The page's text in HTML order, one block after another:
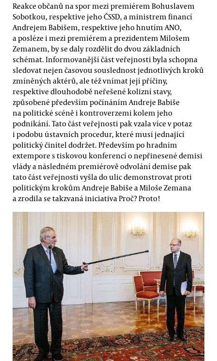
Reakce občanů na spor mezi premiérem Bohuslavem
Sobotkou, respektive jeho ČSSD, a ministrem financí
Andrejem Babišem, respektive jeho hnutím ANO,
a posléze i mezi premiérem a prezidentem Milošem
Zemanem, by se daly rozdělit do dvou základních
schémat. Informovanější část veřejnosti byla schopna
sledovat nejen časovou souslednost jednotlivých kroků
zmíněných aktérů, ale též vnímat její příčiny,
respektive dlouhodobě neřešené kolizní stavy,
způsobené především počínáním Andreje Babiše
na politické scéně i kontroverzemi kolem jeho
podnikání. Tato část veřejnosti pak vzala více v potaz
i podobu ústavních procedur, které musí jednající
politický činitel dodržet. Především po hradním
extempore s tiskovou konferencí o nepřinesené demisi
vlády a následném premiérově odvolání demise pak
tato část veřejnosti vyšla do ulic demonstrovat proti
politickým krokům Andreje Babiše a Miloše Zemana
a zrodila se takzvaná iniciativa Proč? Proto!